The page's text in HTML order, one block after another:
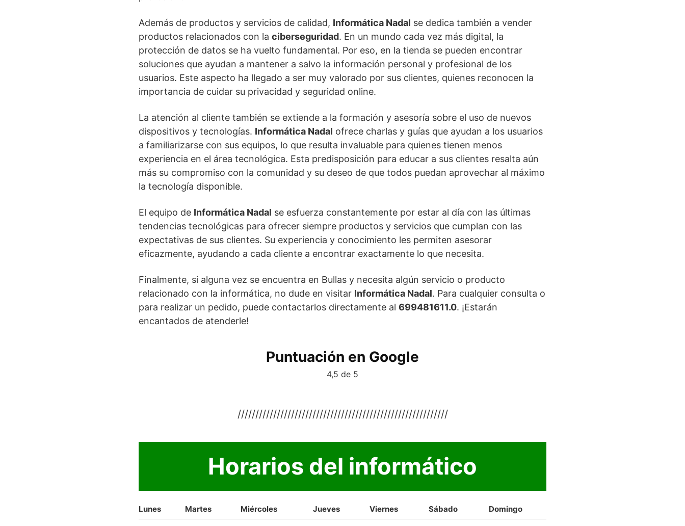
Además de productos y servicios de calidad, Informática Nadal se dedica también a vender
productos relacionados con la ciberseguridad. En un mundo cada vez más digital, la
protección de datos se ha vuelto fundamental. Por eso, en la tienda se pueden encontrar
soluciones que ayudan a mantener a salvo la información personal y profesional de los
usuarios. Este aspecto ha llegado a ser muy valorado por sus clientes, quienes reconocen la
importancia de cuidar su privacidad y seguridad online.
La atención al cliente también se extiende a la formación y asesoría sobre el uso de nuevos
dispositivos y tecnologías. Informática Nadal ofrece charlas y guías que ayudan a los usuarios
a familiarizarse con sus equipos, lo que resulta invaluable para quienes tienen menos
experiencia en el área tecnológica. Esta predisposición para educar a sus clientes resalta aún
más su compromiso con la comunidad y su deseo de que todos puedan aprovechar al máximo
la tecnología disponible.
El equipo de Informática Nadal se esfuerza constantemente por estar al día con las últimas
tendencias tecnológicas para ofrecer siempre productos y servicios que cumplan con las
expectativas de sus clientes. Su experiencia y conocimiento les permiten asesorar
eficazmente, ayudando a cada cliente a encontrar exactamente lo que necesita.
Finalmente, si alguna vez se encuentra en Bullas y necesita algún servicio o producto
relacionado con la informática, no dude en visitar Informática Nadal. Para cualquier consulta o
para realizar un pedido, puede contactarlos directamente al 699481611.0. ¡Estarán
encantados de atenderle!
Puntuación en Google
4,5 de 5
///////////////////////////////////////////////////////////
Horarios del informático
Lunes Martes Miércoles Jueves Viernes Sábado Domingo